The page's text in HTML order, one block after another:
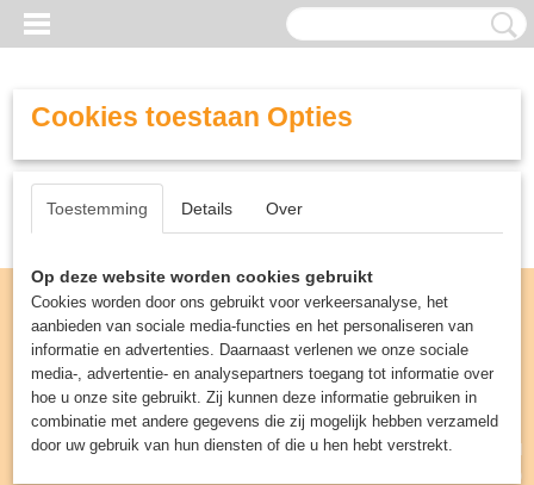
Inloggen Registreren
UW WINKELWAGEN
(0)
Cookies toestaan Opties
Toestemming Details Over
Op deze website worden cookies gebruikt
Cookies worden door ons gebruikt voor verkeersanalyse, het
aanbieden van sociale media-functies en het personaliseren van
informatie en advertenties. Daarnaast verlenen we onze sociale
media-, advertentie- en analysepartners toegang tot informatie over
hoe u onze site gebruikt. Zij kunnen deze informatie gebruiken in
combinatie met andere gegevens die zij mogelijk hebben verzameld
door uw gebruik van hun diensten of die u hen hebt verstrekt.